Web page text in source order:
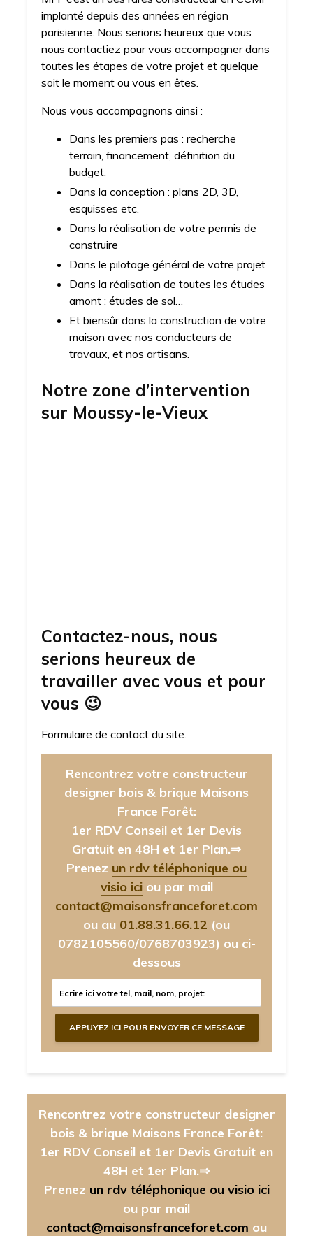
implanté depuis des années en région
parisienne. Nous serions heureux que vous
nous contactiez pour vous accompagner dans
toutes les étapes de votre projet et quelque
soit le moment ou vous en êtes.
Nous vous accompagnons ainsi :
Dans les premiers pas : recherche
terrain, financement, définition du
budget.
Dans la conception : plans 2D, 3D,
esquisses etc.
Dans la réalisation de votre permis de
construire
Dans le pilotage général de votre projet
Dans la réalisation de toutes les études
amont : études de sol…
Et biensûr dans la construction de votre
maison avec nos conducteurs de
travaux, et nos artisans.
Notre zone d’intervention
sur Moussy-le-Vieux
Contactez-nous, nous
serions heureux de
travailler avec vous et pour
vous 😉
Formulaire de contact du site.
Rencontrez votre constructeur
designer bois & brique Maisons
France Forêt:
1er RDV Conseil et 1er Devis
Gratuit en 48H et 1er Plan.⇒
Prenez un rdv téléphonique ou
visio iciou par mail
contact@maisonsfranceforet.com
ou au 01.88.31.66.12 (ou
0782105560/0768703923) ou ci-
dessous
Rencontrez votre constructeur designer
bois & brique Maisons France Forêt:
1er RDV Conseil et 1er Devis Gratuit en
48H et 1er Plan.⇒
Prenez un rdv téléphonique ou visio ici
ou par mail
contact@maisonsfranceforet.com ou